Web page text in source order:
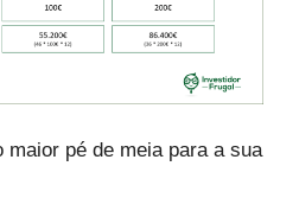
maior pé de meia para a sua